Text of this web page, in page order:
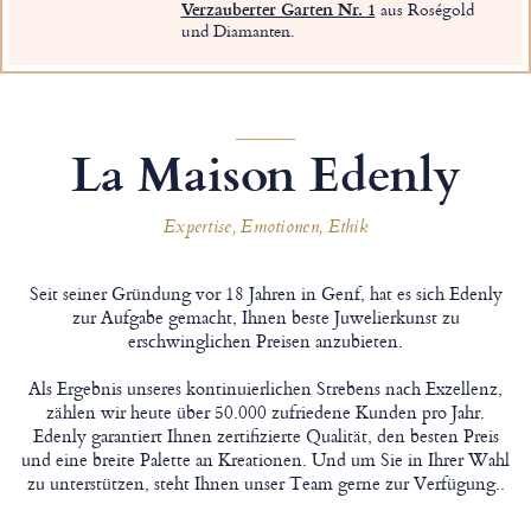
Verzauberter Garten Nr. 1 aus Roségold
und Diamanten.
La Maison Edenly
Expertise, Emotionen, Ethik
Seit seiner Gründung vor 18 Jahren in Genf, hat es sich Edenly
zur Aufgabe gemacht, Ihnen beste Juwelierkunst zu
erschwinglichen Preisen anzubieten.
Als Ergebnis unseres kontinuierlichen Strebens nach Exzellenz,
zählen wir heute über 50.000 zufriedene Kunden pro Jahr.
Edenly garantiert Ihnen zertifizierte Qualität, den besten Preis
und eine breite Palette an Kreationen. Und um Sie in Ihrer Wahl
zu unterstützen, steht Ihnen unser Team gerne zur Verfügung..